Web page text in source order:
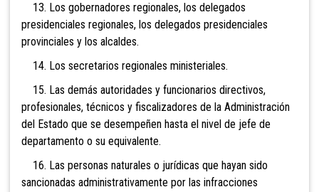
13. Los gobernadores regionales, los delegados
presidenciales regionales, los delegados presidenciales
provinciales y los alcaldes.
14. Los secretarios regionales ministeriales.
15. Las demás autoridades y funcionarios directivos,
profesionales, técnicos y fiscalizadores de la Administración
del Estado que se desempeñen hasta el nivel de jefe de
departamento o su equivalente.
16. Las personas naturales o jurídicas que hayan sido
sancionadas administrativamente por las infracciones